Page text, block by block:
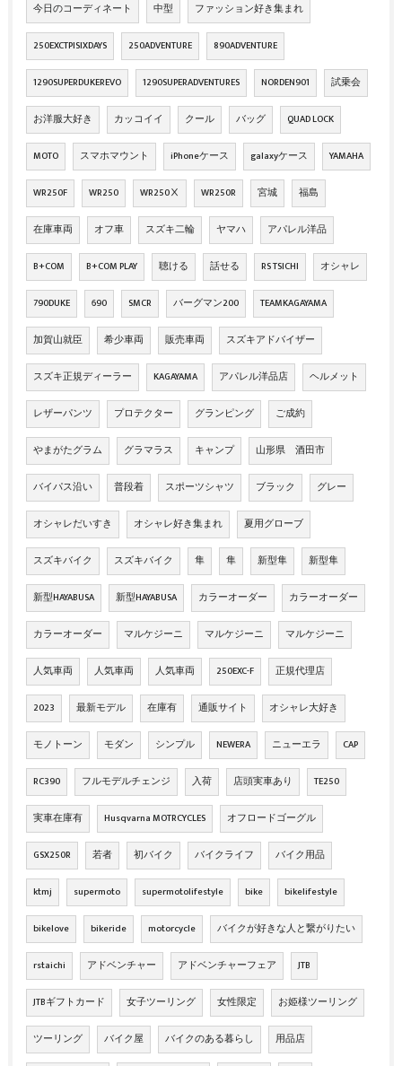
今日のコーディネート 中型 ファッション好き集まれ
250EXCTPISIXDAYS 250ADVENTURE 890ADVENTURE
1290SUPERDUKEREVO 1290SUPERADVENTURES NORDEN901 試乗会
お洋服大好き カッコイイ クール バッグ QUAD LOCK
MOTO スマホマウント iPhoneケース galaxyケース YAMAHA
WR250F WR250 WR250Ⅹ WR250R 宮城 福島
在庫車両 オフ車 スズキ二輪 ヤマハ アパレル洋品
B+COM B+COM PLAY 聴ける 話せる RS TSICHI オシャレ
790DUKE 690 SMCR バーグマン200 TEAMKAGAYAMA
加賀山就臣 希少車両 販売車両 スズキアドバイザー
スズキ正規ディーラー KAGAYAMA アパレル洋品店 ヘルメット
レザーパンツ プロテクター グランピング ご成約
やまがたグラム グラマラス キャンプ 山形県 酒田市
バイパス沿い 普段着 スポーツシャツ ブラック グレー
オシャレだいすき オシャレ好き集まれ 夏用グローブ
スズキバイク スズキバイク 隼 隼 新型隼 新型隼
新型HAYABUSA 新型HAYABUSA カラーオーダー カラーオーダー
カラーオーダー マルケジーニ マルケジーニ マルケジーニ
人気車両 人気車両 人気車両 250EXC-F 正規代理店
2023 最新モデル 在庫有 通販サイト オシャレ大好き
モノトーン モダン シンプル NEWERA ニューエラ CAP
RC390 フルモデルチェンジ 入荷 店頭実車あり TE250
実車在庫有 Husqvarna MOTRCYCLES オフロードゴーグル
GSX250R 若者 初バイク バイクライフ バイク用品
ktmj supermoto supermotolifestyle bike bikelifestyle
bikelove bikeride motorcycle バイクが好きな人と繋がりたい
rstaichi アドベンチャー アドベンチャーフェア JTB
JTBギフトカード 女子ツーリング 女性限定 お姫様ツーリング
ツーリング バイク屋 バイクのある暮らし 用品店